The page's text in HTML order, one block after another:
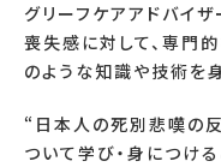
グリーフケアアドバイ
喪失感に対して、専門
のような知識や技術を
“日本人の死別悲嘆の
ついて学び・身につけ